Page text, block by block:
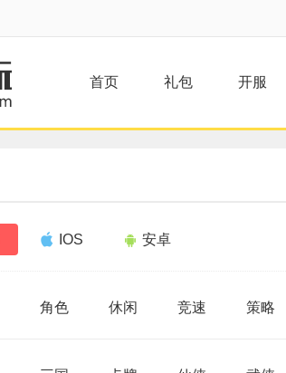
首页 礼包 开服
IOS 安卓
角色 休闲 竞速 策略